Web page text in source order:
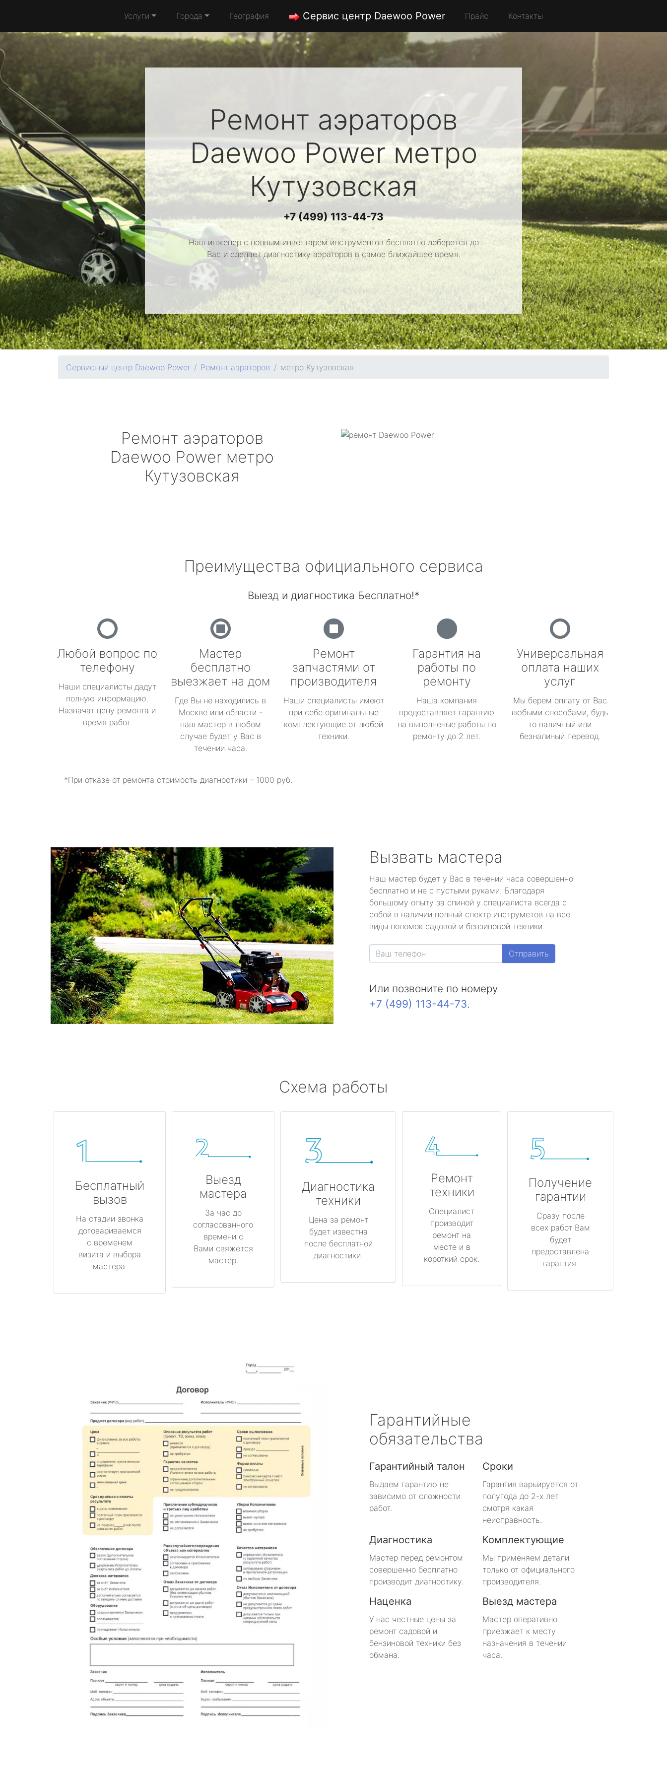
Услуги Города География Сервис центр Daewoo Power Прайс Контакты
Ремонт аэраторов
Daewoo Powerметро
Кутузовская
+7 (499) 113-44-73
Наш инженер с полным инвентарем инструментов бесплатно доберется до
Вас и сделает диагностику аэраторов в самое ближайшее время.
Сервисный центр Daewoo Power Ремонт аэраторов метро Кутузовская
Ремонт аэраторов
Daewoo Power метро
Кутузовская
Преимущества официального сервиса
Выезд и диагностика Бесплатно!*
Любой вопрос по
телефону
Наши специалисты дадут
полную информацию.
Назначат цену ремонта и
время работ.
Мастер
бесплатно
выезжает на дом
Где Вы не находились в
Москве или области -
наш мастер в любом
случае будет у Вас в
течении часа.
Ремонт
запчастями от
производителя
Наши специалисты имеют
при себе оригинальные
комплектующие от любой
техники.
Гарантия на
работы по
ремонту
Наша компания
предоставляет гарантию
на выполненые работы по
ремонту до 2 лет.
Универсальная
оплата наших
услуг
Мы берем оплату от Вас
любыми способами, будь
то наличный или
безналиный перевод.
*При отказе от ремонта стоимость диагностики – 1000 руб.
Вызвать мастера
Наш мастер будет у Вас в течении часа совершенно
бесплатно и не с пустыми руками. Благодаря
большому опыту за спиной у специалиста всегда с
собой в наличии полный спектр инструметов на все
виды поломок садовой и бензиновой техники.
Отправить
Или позвоните по номеру
+7 (499) 113-44-73.
Схема работы
Бесплатный
вызов
На стадии звонка
договариваемся
с временем
визита и выбора
мастера.
Выезд
мастера
За час до
согласованного
времени с
Вами свяжется
мастер.
Диагностика
техники
Цена за ремонт
будет известна
после бесплатной
диагностики.
Ремонт
техники
Специалист
производит
ремонт на
месте и в
короткий срок.
Получение
гарантии
Сразу после
всех работ Вам
будет
предоставлена
гарантия.
Гарантийные
обязательства
Гарантийный талон
Выдаем гарантию не
зависимо от сложности
работ.
Сроки
Гарантия варьируется от
полугода до 2-х лет
смотря какая
неисправность.
Диагностика
Мастер перед ремонтом
совершенно бесплатно
производит диагностику.
Комплектующие
Мы применяем детали
только от официального
производителя.
Наценка
У нас честные цены за
ремонт садовой и
бензиновой техники без
обмана.
Выезд мастера
Мастер оперативно
приезжает к месту
назначения в течении
часа.